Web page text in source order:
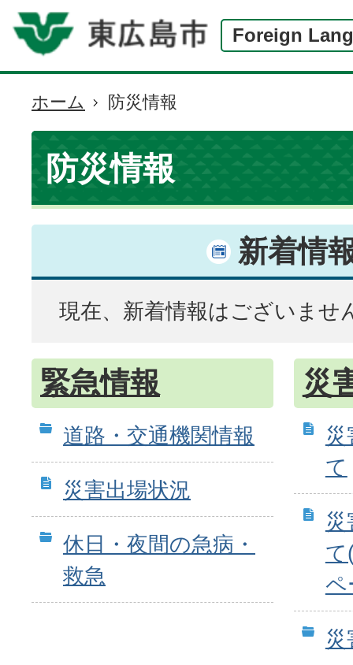
Foreign
現
在
の
位
置
ホーム 防災情報
防災情報
新着情
現在、新着情報はございませ
緊急情報
道路・交通機関情報
災害出場状況
休日・夜間の急病・
救急
災
て
て
ペ